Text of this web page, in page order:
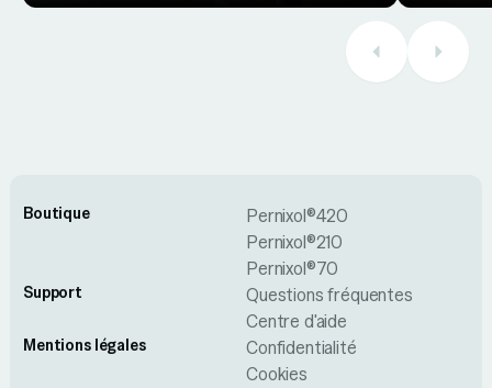
Boutique
Pernixol®420
Pernixol®210
Pernixol®70
Support
Questions fréquentes
Centre d'aide
Mentions légales
Confidentialité
Cookies